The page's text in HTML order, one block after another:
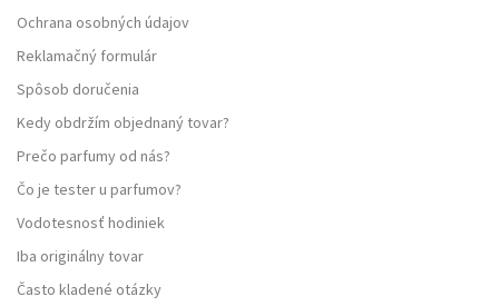
Ochrana osobných údajov
Reklamačný formulár
Spôsob doručenia
Kedy obdržím objednaný tovar?
Prečo parfumy od nás?
Čo je tester u parfumov?
Vodotesnosť hodiniek
Iba originálny tovar
Často kladené otázky